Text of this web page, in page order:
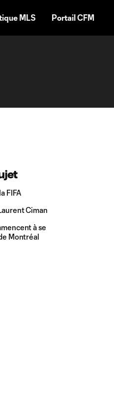
MLS Portail CFM
FIFA
Ciman
à se
Montréal